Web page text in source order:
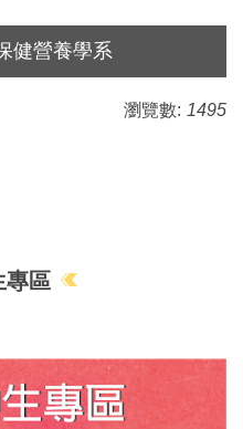
健營養學系
瀏覽數: 1495
專區